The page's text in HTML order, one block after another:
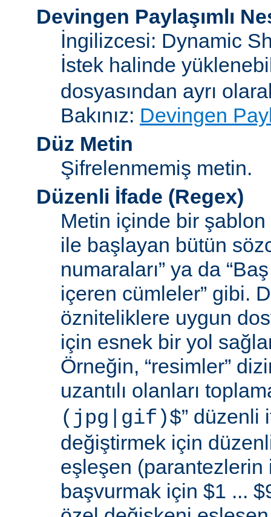
Devingen Paylaşımlı
İngilizcesi: Dynamic
İstek halinde
dosyasından ayrı
Bakınız: Devingen
Düz Metin
Şifrelenmemiş metin.
Düzenli İfade (Regex)
Metin içinde bir şablon
ile başlayan bütün
numaraları” ya da
içeren cümleler” gibi.
özniteliklere uygun
için esnek bir yol
Örneğin, “resimler”
uzantılı olanları
(jpg|gif)$” düzenli
değiştirmek için
eşleşen (parantezlerin
başvurmak için $1 ...